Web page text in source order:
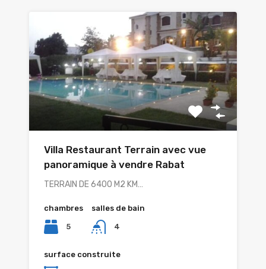
Villa Restaurant Terrain avec vue
panoramique à vendre Rabat
TERRAIN DE 6400 M2 KM…
chambres
5
salles de bain
4
surface construite